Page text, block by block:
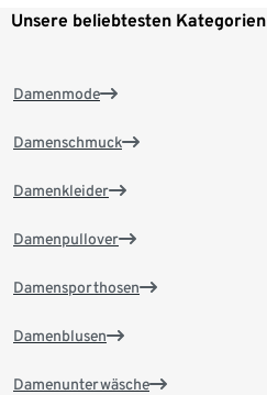
Unsere beliebtesten Kategorien
Damenmode
Damenschmuck
Damenkleider
Damenpullover
Damensporthosen
Damenblusen
Damenunterwäsche